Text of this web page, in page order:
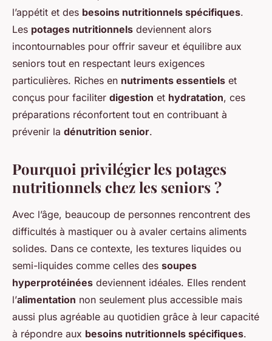
l’appétit et des besoins nutritionnels spécifiques.
Les potages nutritionnels deviennent alors
incontournables pour offrir saveur et équilibre aux
seniors tout en respectant leurs exigences
particulières. Riches en nutriments essentiels et
conçus pour faciliter digestion et hydratation, ces
préparations réconfortent tout en contribuant à
prévenir la dénutrition senior.
Pourquoi privilégier les potages
nutritionnels chez les seniors ?
Avec l’âge, beaucoup de personnes rencontrent des
difficultés à mastiquer ou à avaler certains aliments
solides. Dans ce contexte, les textures liquides ou
semi-liquides comme celles des soupes
hyperprotéinées deviennent idéales. Elles rendent
l’alimentation non seulement plus accessible mais
aussi plus agréable au quotidien grâce à leur capacité
à répondre aux besoins nutritionnels spécifiques.